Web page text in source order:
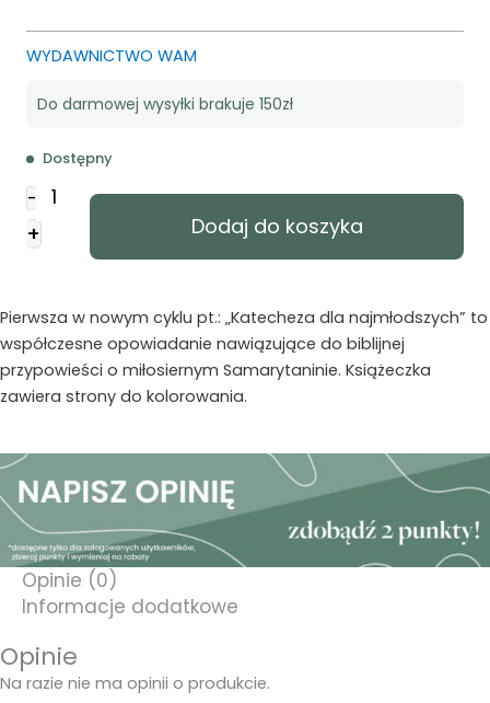
WYDAWNICTWO WAM
Do darmowej wysyłki brakuje 150zł
Dostępny
-
ilość
Piotruś
żywe
katecheza
dla
najmłodszych
+ Dodaj do koszyka
Pierwsza w nowym cyklu pt.: „Katecheza dla najmłodszych” to
współczesne opowiadanie nawiązujące do biblijnej
przypowieści o miłosiernym Samarytaninie. Książeczka
zawiera strony do kolorowania.
Opinie (0)
Informacje dodatkowe
Opinie
Na razie nie ma opinii o produkcie.